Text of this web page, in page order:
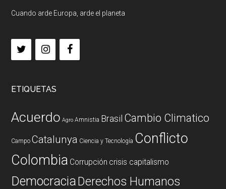
Cuando arde Europa, arde el planeta
ETIQUETAS
Acuerdo Agro Amnistia Brasil Cambio Climatico
Campo Catalunya Ciencia y Tecnología Conflicto
Colombia Corrupción crisis capitalismo
DemocraciaDerechos Humanos